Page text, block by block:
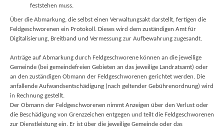
feststehen muss.
Über die Abmarkung, die selbst einen Verwaltungsakt darstellt, fertigen die
Feldgeschworenen ein Protokoll. Dieses wird dem zuständigen Amt für
Digitalisierung, Breitband und Vermessung zur Aufbewahrung zugesandt.
Anträge auf Abmarkung durch Feldgeschworene können an die jeweilige
Gemeinde (bei gemeindefreien Gebieten an das jeweilige Landratsamt) oder
an den zuständigen Obmann der Feldgeschworenen gerichtet werden. Die
anfallende Aufwandsentschädigung (nach geltender Gebührenordnung) wird
in Rechnung gestellt.
Der Obmann der Feldgeschworenen nimmt Anzeigen über den Verlust oder
die Beschädigung von Grenzzeichen entgegen und teilt die Feldgeschworenen
zur Dienstleistung ein. Er ist über die jeweilige Gemeinde oder das